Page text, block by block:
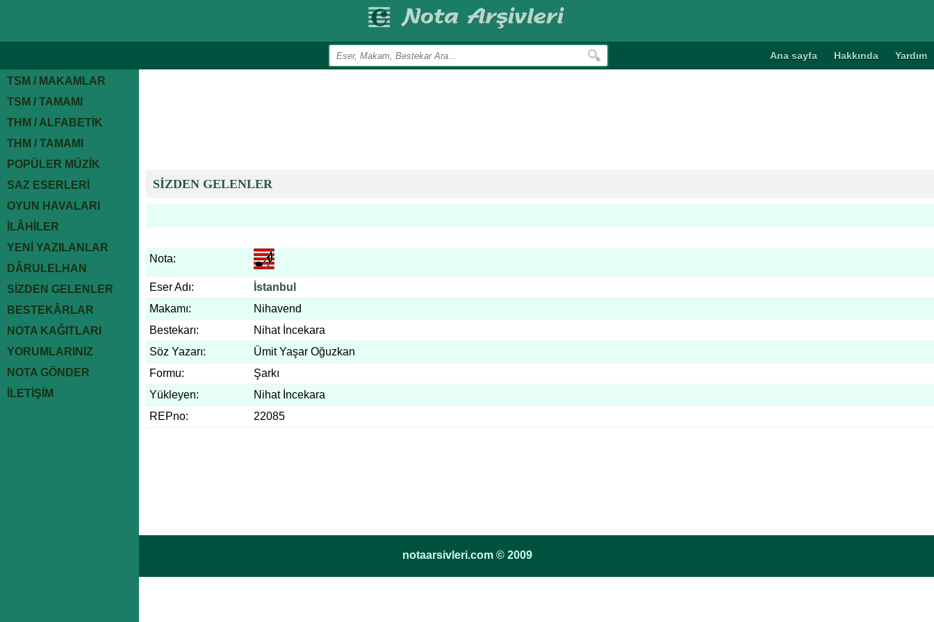
Ana sayfa Hakkında Yardım
TSM / MAKAMLAR
TSM / TAMAMI
THM / ALFABETİK
THM / TAMAMI
POPÜLER MÜZİK
SAZ ESERLERİ
OYUN HAVALARI
İLÂHİLER
YENİ YAZILANLAR
DÂRULELHAN
SİZDEN GELENLER
BESTEKÂRLAR
NOTA KAĞITLARI
YORUMLARINIZ
NOTA GÖNDER
İLETİŞİM
SİZDEN GELENLER
Nota:
Eser Adı:
İstanbul
Makamı:
Nihavend
Bestekarı:
Nihat İncekara
Söz Yazarı:
Ümit Yaşar Oğuzkan
Formu:
Şarkı
Yükleyen:
Nihat İncekara
REPno:
22085
notaarsivleri.com © 2009